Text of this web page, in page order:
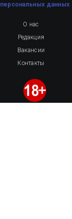
персональных данных
О нас
Редакция
Вакансии
Контакты